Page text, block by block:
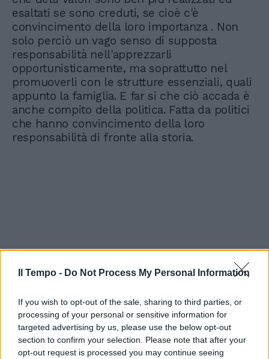
Il Tempo - Do Not Process My Personal Information
If you wish to opt-out of the sale, sharing to third parties, or
processing of your personal or sensitive information for
targeted advertising by us, please use the below opt-out
section to confirm your selection. Please note that after your
opt-out request is processed you may continue seeing
esaltati se sono creduti, se cioè c'è
convincimento della loro importanza . Non
solo perciò un vago senso di supposta
responsabilità nell'apprezzarli
opportunisticamente, ma soprattutto nel
promuoverli con le strutture essenziali, quali
appunto la famiglia. E far si che ciò accada è
anche compito della politica. Fatta da politici
che hanno convincimento della loro
responsabilità di fronte alla storia.